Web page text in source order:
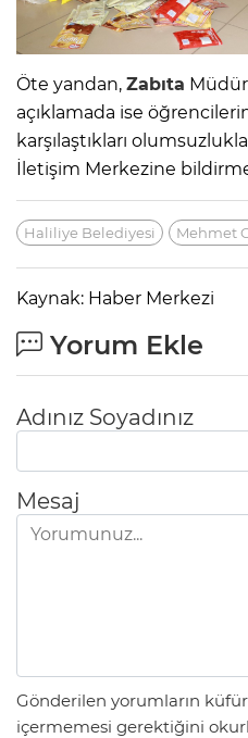
Öte yandan, Zabıta
açıklamada ise
karşılaştıkları
İletişim Merkezine
Haliliye Belediyesi Mehmet
Kaynak: Haber Merkezi
Yorum Ekle
Adınız Soyadınız
Mesaj
Gönderilen yorumların
içermemesi gerektiğini